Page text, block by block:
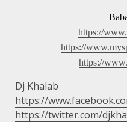
https://
https://
https://
Dj Khalab
https://
https://twitter.com/